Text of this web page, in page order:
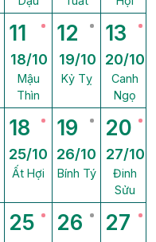
11
18/10
Mậu
Thìn
12
19/10
Kỷ Tỵ
13
20/10
Canh
Ngọ
18
25/10
Ất Hợi
19
26/10
Bính Tý
20
27/10
Đinh
Sửu
25 26 27